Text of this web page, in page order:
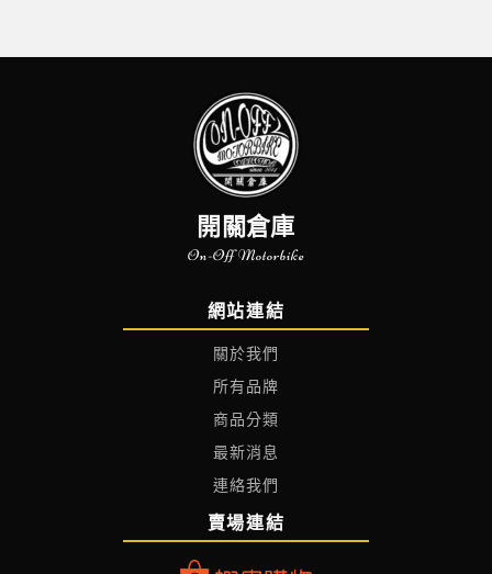
開關倉庫
On-Off Motorbike
網站連結
關於我們
所有品牌
商品分類
最新消息
連絡我們
賣場連結